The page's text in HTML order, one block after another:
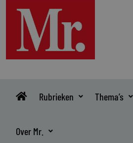
inhoud
Rubrieken Thema’s
Over Mr.